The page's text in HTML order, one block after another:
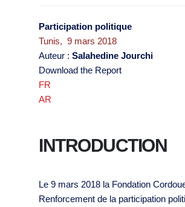
Participation politique
Tunis, 9 mars 2018
Auteur : Salahedine Jourchi
Download the Report
FR
AR
INTRODUCTION
Le 9 mars 2018 la Fondation
Renforcement de la participation